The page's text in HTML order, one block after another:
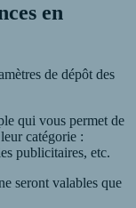
en
de dépôt des
qui vous permet de
catégorie :
publicitaires, etc.
seront valables que